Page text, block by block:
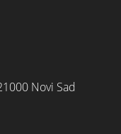
Novi Sad